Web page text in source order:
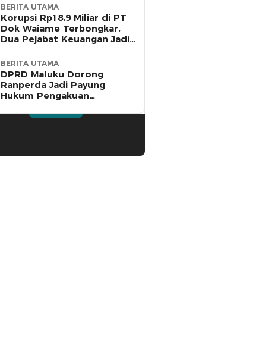
BERITA UTAMA
Korupsi Rp18,9 Miliar di PT
Dok Waiame Terbongkar,
Dua Pejabat Keuangan Jadi
Tersangka
BERITA UTAMA
DPRD Maluku Dorong
Ranperda Jadi Payung
Hukum Pengakuan